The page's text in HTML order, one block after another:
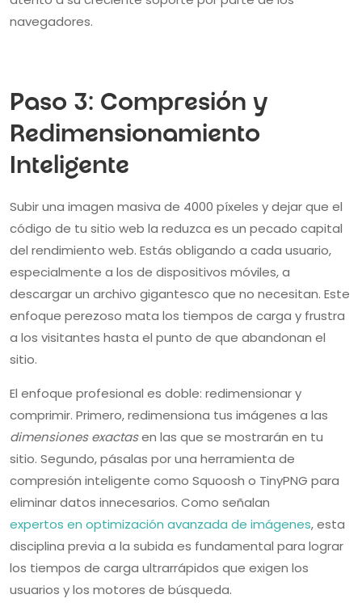
navegadores.
Paso 3: Compresión y
Redimensionamiento
Inteligente
Subir una imagen masiva de 4000 píxeles y dejar que el
código de tu sitio web la reduzca es un pecado capital
del rendimiento web. Estás obligando a cada usuario,
especialmente a los de dispositivos móviles, a
descargar un archivo gigantesco que no necesitan. Este
enfoque perezoso mata los tiempos de carga y frustra
a los visitantes hasta el punto de que abandonan el
sitio.
El enfoque profesional es doble: redimensionar y
comprimir. Primero, redimensiona tus imágenes a las
dimensiones exactasen las que se mostrarán en tu
sitio. Segundo, pásalas por una herramienta de
compresión inteligente como Squoosh o TinyPNG para
eliminar datos innecesarios. Como señalan
expertos en optimización avanzada de imágenes, esta
disciplina previa a la subida es fundamental para lograr
los tiempos de carga ultrarrápidos que exigen los
usuarios y los motores de búsqueda.